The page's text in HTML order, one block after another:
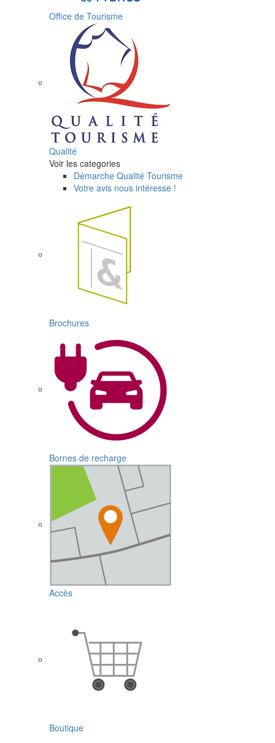
Office de Tourisme
Qualité
Voir les categories
Démarche Qualité Tourisme
Votre avis nous intéresse !
Brochures
Bornes de recharge
Accès
Boutique